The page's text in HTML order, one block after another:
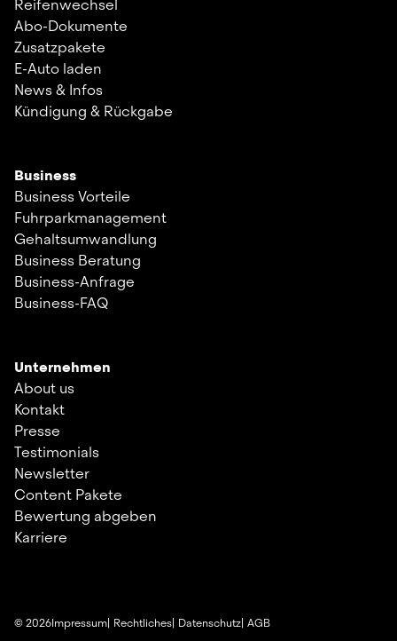
Reifenwechsel
Abo-Dokumente
Zusatzpakete
E-Auto laden
News & Infos
Kündigung & Rückgabe
Business
Business Vorteile
Fuhrparkmanagement
Gehaltsumwandlung
Business Beratung
Business-Anfrage
Business-FAQ
Unternehmen
About us
Kontakt
Presse
Testimonials
Newsletter
Content Pakete
Bewertung abgeben
Karriere
©2026Impressum Rechtliches Datenschutz AGB